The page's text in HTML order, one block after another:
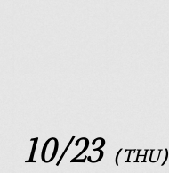
Cuisine
料理・スイーツ
10/23（THU）